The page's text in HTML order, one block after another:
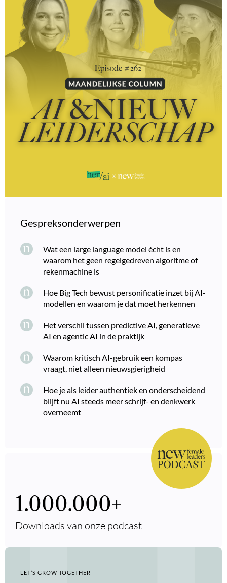
Gespreksonderwerpen
Wat een large language model écht is en
waarom het geen regelgedreven algoritme of
rekenmachine is
Hoe Big Tech bewust personificatie inzet bij AI-
modellen en waarom je dat moet herkennen
Het verschil tussen predictive AI, generatieve
AI en agentic AI in de praktijk
Waarom kritisch AI-gebruik een kompas
vraagt, niet alleen nieuwsgierigheid
Hoe je als leider authentiek en onderscheidend
blijft nu AI steeds meer schrijf- en denkwerk
overneemt
Downloads van onze podcast
1.000.000+
LET’S GROW TOGETHER